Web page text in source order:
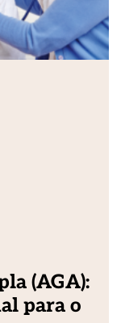
(AGA):
para o